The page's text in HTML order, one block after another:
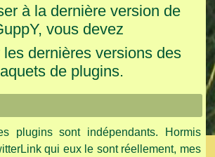
à la dernière version de
vous devez
les dernières versions des
de plugins.
plugins sont indépendants. Hormis
qui eux le sont réellement, mes